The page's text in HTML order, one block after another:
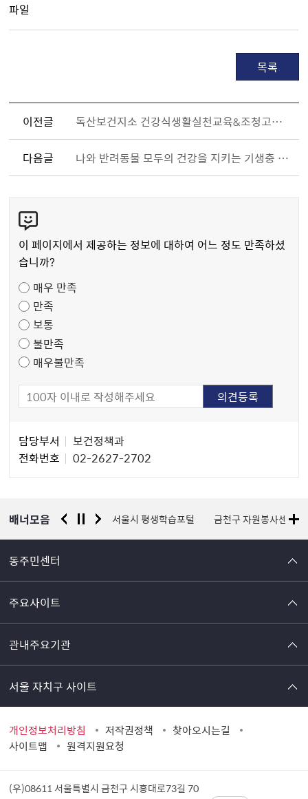
파일
목록
이전글 독산보건지소 건강식생활실천교육&조청고추장 만들기 참여자 모집
다음글 나와 반려동물 모두의 건강을 지키는 기생충 감염병 예방수칙!
텐
츠
만
도
조
사
이 페이지에서 제공하는 정보에 대하여 어느 정도 만족하셨
습니까?
매우 만족
만족
보통
불만족
매우불만족
자
담당부서
보건정책과
전화번호
02-2627-2702
배너모음
경찰청 유실물 통합포털 서울시 평생학습포털 금천구 자원봉사센터
동주민센터
주요사이트
관내주요기관
서울 자치구 사이트
개인정보처리방침 저작권정책
찾아오시는길
사이트맵
원격지원요청
(우)08611 서울특별시 금천구 시흥대로73길 70